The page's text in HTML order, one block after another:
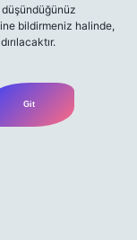
bildirmeniz halinde,